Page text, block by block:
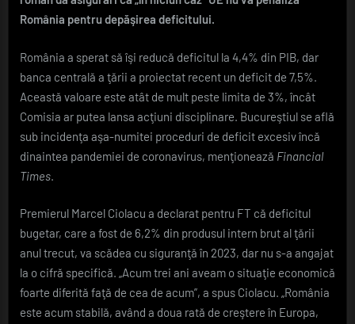
avem
o
excepţie
de
regulile
fiscale”
România pentru depăşirea deficitului.
România a sperat să îşi reducă deficitul la 4,4% din PIB, dar
banca centrală a ţării a proiectat recent un deficit de 7,5%.
Această valoare este atât de mult peste limita de 3%, încât
Comisia ar putea lansa acţiuni disciplinare. Bucureştiul se află
sub incidenţa aşa-numitei proceduri de deficit excesiv încă
dinaintea pandemiei de coronavirus, menţionează Financial
Times
Premierul Marcel Ciolacu a declarat pentru FT că deficitul
bugetar, care a fost de 6,2% din produsul intern brut al ţării
anul trecut, va scădea cu siguranţă în 2023, dar nu s-a angajat
la o cifră specifică. „Acum trei ani aveam o situaţie economică
foarte diferită faţă de cea de acum”, a spus Ciolacu. „România
este acum stabilă, având a doua rată de creştere în Europa,